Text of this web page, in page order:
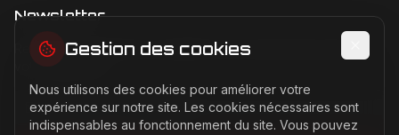
Newsletter
Recevez les dernières actualités Ferrari directement dans
Adresse email pour la newsletter
Gestion des cookies
Nous utilisons des cookies pour améliorer votre
expérience sur notre site. Les cookies nécessaires sont
indispensables au fonctionnement du site. Vous pouvez